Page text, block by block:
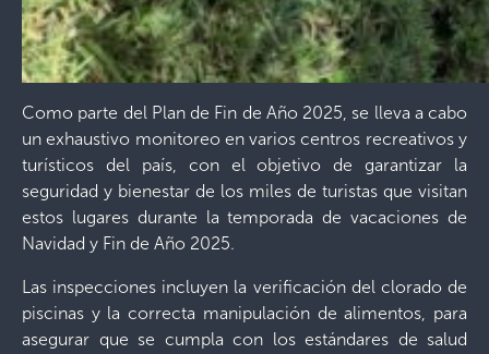
Como parte del Plan de Fin de Año 2025, se lleva a cabo
un exhaustivo monitoreo en varios centros recreativos y
turísticos del país, con el objetivo de garantizar la
seguridad y bienestar de los miles de turistas que visitan
estos lugares durante la temporada de vacaciones de
Navidad y Fin de Año 2025.
Las inspecciones incluyen la verificación del clorado de
piscinas y la correcta manipulación de alimentos, para
asegurar que se cumpla con los estándares de salud